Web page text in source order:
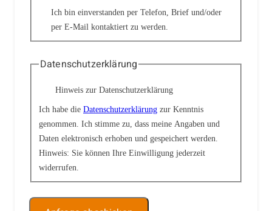
Ich bin einverstanden per Telefon, Brief und/oder
per E-Mail kontaktiert zu werden.
Datenschutzerklärung
Hinweis zur Datenschutzerklärung
Ich habe die Datenschutzerklärung zur Kenntnis
genommen. Ich stimme zu, dass meine Angaben und
Daten elektronisch erhoben und gespeichert werden.
Hinweis: Sie können Ihre Einwilligung jederzeit
widerrufen.